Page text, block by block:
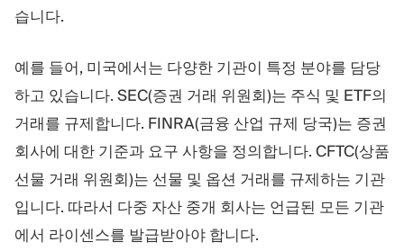
습니다.
예를 들어, 미국에서는 다양한 기관이 특정 분야를 담당
하고 있습니다. SEC(증권 거래 위원회)는 주식 및 ETF의
거래를 규제합니다. FINRA(금융 산업 규제 당국)는 증권
회사에 대한 기준과 요구 사항을 정의합니다. CFTC(상품
선물 거래 위원회)는 선물 및 옵션 거래를 규제하는 기관
입니다. 따라서 다중 자산 중개 회사는 언급된 모든 기관
에서 라이센스를 발급받아야 합니다.